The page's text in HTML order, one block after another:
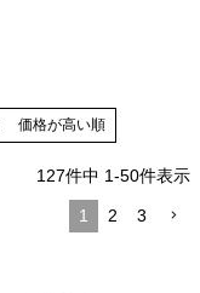
価格が高い順
127件中 1-50件表示
1 2 3